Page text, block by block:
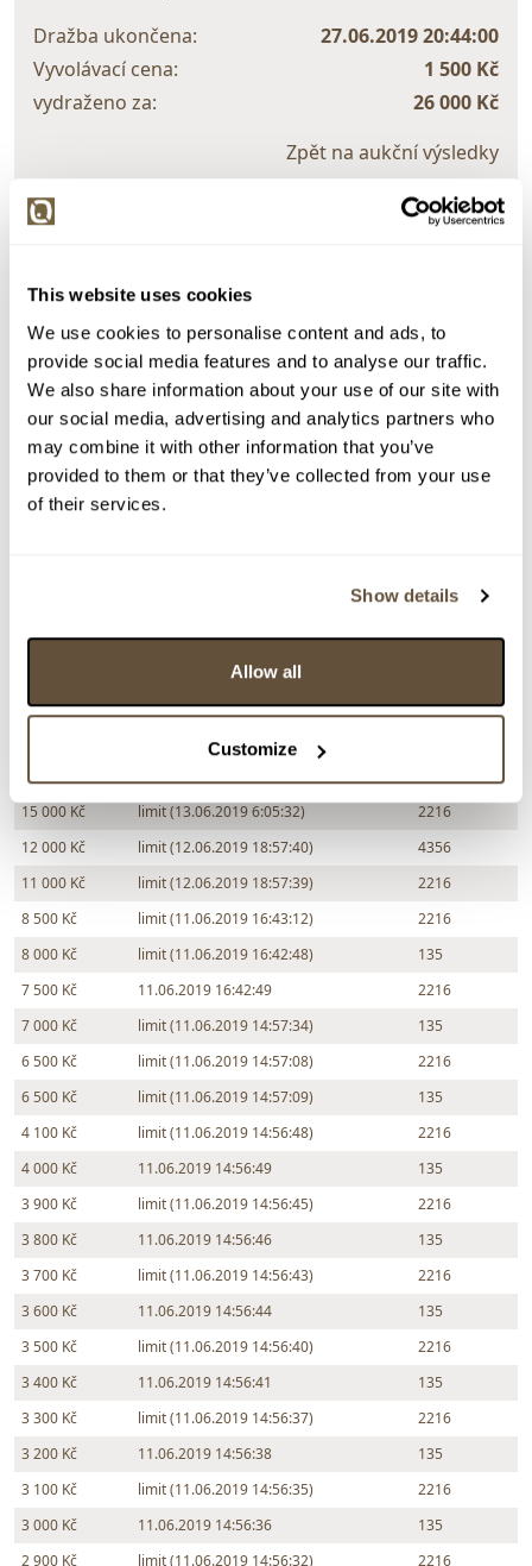
This website uses cookies
We use cookies to personalise content and ads, to
provide social media features and to analyse our traffic.
We also share information about your use of our site with
our social media, advertising and analytics partners who
may combine it with other information that you’ve
provided to them or that they’ve collected from your use
of their services.
Show details
Allow all
Customize
Dražba ukončena:
27.06.2019 20:44:00
Vyvolávací cena:
1 500 Kč
vydraženo za:
26 000 Kč
Zpět na aukční výsledky
> Zobrazit informaci jak prodat předmět v aukci
Částka Přihozeno
Přihodil
26 000 Kč
limit (27.06.2019 20:12:39)
4356
25 000 Kč
27.06.2019 20:12:40
2001
24 000 Kč
limit (27.06.2019 20:12:26)
4356
318
20 000 Kč
limit (13.06.2019 6:05:50)
4356
limit (13.06.2019 6:05:51)
18 000 Kč
limit (13.06.2019 6:05:40)
4356
13.06.2019 6:05:41
16 000 Kč
15 000 Kč
limit (13.06.2019 6:05:32)
2216
12 000 Kč
limit (12.06.2019 18:57:40)
4356
11 000 Kč
limit (12.06.2019 18:57:39)
2216
8 500 Kč
limit (11.06.2019 16:43:12)
2216
8 000 Kč
limit (11.06.2019 16:42:48)
135
7 500 Kč
11.06.2019 16:42:49
2216
7 000 Kč
limit (11.06.2019 14:57:34)
135
6 500 Kč
limit (11.06.2019 14:57:08)
2216
6 500 Kč
limit (11.06.2019 14:57:09)
135
4 100 Kč
limit (11.06.2019 14:56:48)
2216
4 000 Kč
11.06.2019 14:56:49
135
3 900 Kč
limit (11.06.2019 14:56:45)
2216
3 800 Kč
11.06.2019 14:56:46
135
3 700 Kč
limit (11.06.2019 14:56:43)
2216
3 600 Kč
11.06.2019 14:56:44
135
3 500 Kč
limit (11.06.2019 14:56:40)
2216
3 400 Kč
11.06.2019 14:56:41
135
3 300 Kč
limit (11.06.2019 14:56:37)
2216
3 200 Kč
11.06.2019 14:56:38
135
3 100 Kč
limit (11.06.2019 14:56:35)
2216
3 000 Kč
11.06.2019 14:56:36
135
2 900 Kč
limit (11.06.2019 14:56:32) 2216